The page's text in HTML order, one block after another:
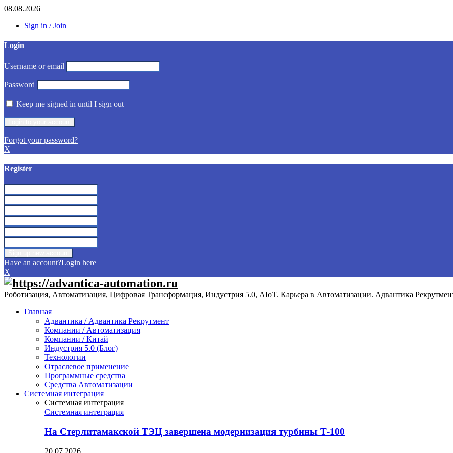
08.08.2026
Sign in / Join
Login
Username or email
Password
Keep me signed in until I sign out
Forgot your password?
X
Register
Have an account?Login here
X
Роботизация, Автоматизация, Цифровая Трансформация, Индустрия 5.0, AIoT. Карьера в Автоматизации. Адвантика
Главная
Адвантика / Адвантика Рекрутмент
Компании / Автоматизация
Компании / Китай
Индустрия 5.0 (Блог)
Технологии
Отраслевое применение
Программные средства
Средства Автоматизации
Системная интеграция
Системная интеграция
Системная интеграция
На Стерлитамакской ТЭЦ завершена модернизация турбины Т-100
20.07.2026